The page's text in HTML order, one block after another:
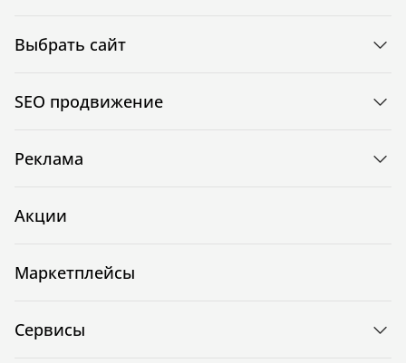
Выбрать сайт
SEO продвижение
Реклама
Акции
Маркетплейсы
Сервисы